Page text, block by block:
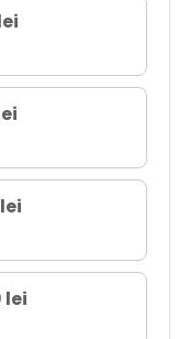
lei